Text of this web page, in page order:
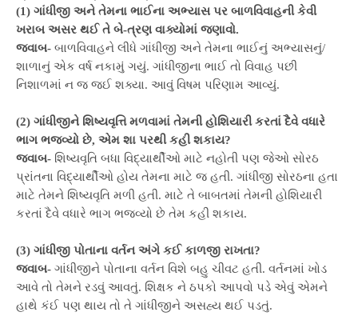
(1) ગાંધીજી અને તેમના ભાઈના અભ્યાસ પર બાળવિવાહની કેવી
ખરાબ અસર થઈ તે બે-ત્રણ વાક્યોમાં જણાવો.
જવાબ- બાળવિવાહને લીધે ગાંધીજી અને તેમના ભાઈનું અભ્યાસનું/
શાળાનું એક વર્ષ નકામું ગયું. ગાંધીજીના ભાઈ તો વિવાહ પછી
નિશાળમાં ન જ જઈ શક્યા. આવું વિષમ પરિણામ આવ્યું.
(2) ગાંધીજીને શિષ્યવૃત્તિ મળવામાં તેમની હોશિયારી કરતાં દૈવે વધારે
ભાગ ભજવ્યો છે, એમ શા પરથી કહી શકાય?
જવાબ- શિષ્યવૃતિ બધા વિદ્યાર્થીઓ માટે નહોતી પણ જેઓ સોરઠ
પ્રાંતના વિદ્યાર્થીઓ હોય તેમના માટે જ હતી. ગાંધીજી સોરઠના હતા
માટે તેમને શિષ્યવૃતિ મળી હતી. માટે તે બાબતમાં તેમની હોશિયારી
કરતાં દૈવે વધારે ભાગ ભજવ્યો છે તેમ કહી શકાય.
(3) ગાંધીજી પોતાના વર્તન અંગે કઈ કાળજી રાખતા?
જવાબ- ગાંધીજીને પોતાના વર્તન વિશે બહુ ચીવટ હતી. વર્તનમાં ખોડ
આવે તો તેમને રડવું આવતું. શિક્ષક ને ઠપકો આપવો પડે એવું એમને
હાથે કંઈ પણ થાય તો તે ગાંધીજીને અસહ્ય થઈ પડતું.